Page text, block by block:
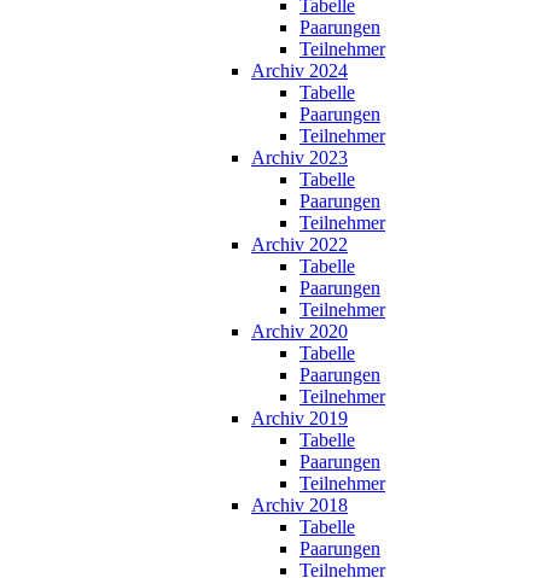
Tabelle
Paarungen
Teilnehmer
Archiv 2024
Tabelle
Paarungen
Teilnehmer
Archiv 2023
Tabelle
Paarungen
Teilnehmer
Archiv 2022
Tabelle
Paarungen
Teilnehmer
Archiv 2020
Tabelle
Paarungen
Teilnehmer
Archiv 2019
Tabelle
Paarungen
Teilnehmer
Archiv 2018
Tabelle
Paarungen
Teilnehmer